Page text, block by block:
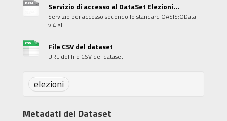
Servizio di accesso al DataSet Elezioni...
Servizio per accesso secondo lo standard OASIS:OData
v.4 al...
File CSV del dataset
URL del file CSV del dataset
elezioni
Metadati del Dataset